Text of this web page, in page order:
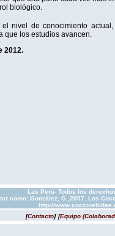
biológico.
nivel de conocimiento
que los estudios avancen.
2012.
Las Perú- Todos los
como: González, G.,2007. Los
http://
[Contacto] [Equipo